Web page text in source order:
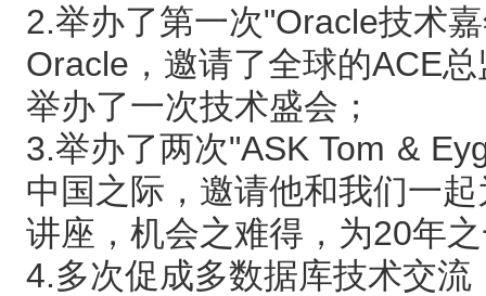
2.举办了第一次"Oracle技术
Oracle，邀请了全球的ACE
举办了一次技术盛会；
3.举办了两次"ASK Tom &
中国之际，邀请他和我们一
讲座，机会之难得，为20年
4.多次促成多数据库技术交